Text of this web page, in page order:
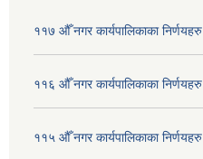
११७ औँ नगर कार्यपालिकाका निर्णयहरु
११६ औँ नगर कार्यपालिकाका निर्णयहरु
११५ औँ नगर कार्यपालिकाका निर्णयहरु